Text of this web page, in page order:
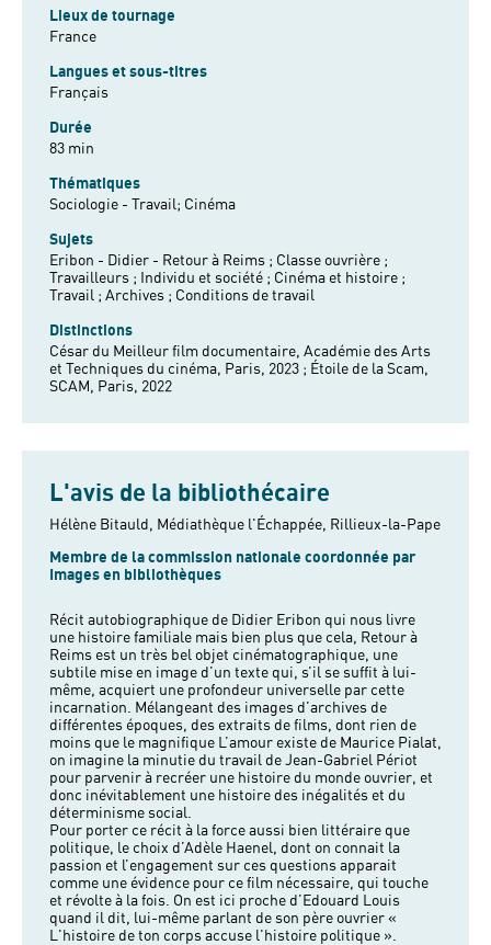
Lieux de tournage
France
Langues et sous-titres
Français
Durée
83 min
Thématiques
Sociologie - Travail; Cinéma
Sujets
Eribon - Didier - Retour à Reims ; Classe ouvrière ;
Travailleurs ;
Individu et société ; Cinéma et histoire ;
Travail ; Archives ; Conditions de travail
Distinctions
César du Meilleur film documentaire, Académie des Arts
et Techniques du cinéma, Paris, 2023 ; Étoile de la Scam,
SCAM, Paris, 2022
L'avis de la bibliothécaire
Hélène Bitauld, Médiathèque l'Échappée, Rillieux-la-Pape
Membre de la commission nationale coordonnée par
Images en bibliothèques
Récit autobiographique de Didier Eribon qui nous livre
une histoire familiale mais bien plus que cela, Retour à
Reims est un très bel objet cinématographique, une
subtile mise en image d’un texte qui, s’il se suffit à lui-
même, acquiert une profondeur universelle par cette
incarnation. Mélangeant des images d’archives de
différentes époques, des extraits de films, dont rien de
moins que le magnifique L’amour existe de Maurice Pialat,
on imagine la minutie du travail de Jean-Gabriel Périot
pour parvenir à recréer une histoire du monde ouvrier, et
donc inévitablement une histoire des inégalités et du
déterminisme social.
Pour porter ce récit à la force aussi bien littéraire que
politique, le choix d’Adèle Haenel, dont on connait la
passion et l’engagement sur ces questions apparait
comme une évidence pour ce film nécessaire, qui touche
et révolte à la fois. On est ici proche d’Edouard Louis
quand il dit, lui-même parlant de son père ouvrier «
L'histoire de ton corps accuse l'histoire politique ».